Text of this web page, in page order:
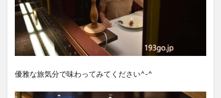
優雅な旅気分で味わってみてください^-^